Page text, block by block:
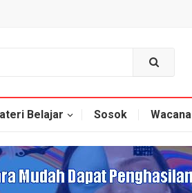
Belajar Sosok Wacana